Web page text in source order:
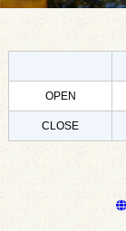
OPEN
CLOSE